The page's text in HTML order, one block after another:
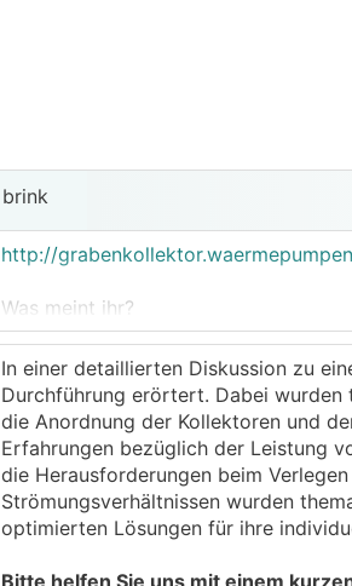
brink
http://
Was meint ihr?
Das Grundstück fällt von Süd nach
Höhenkoten der Grundstücksecken:
Mein ursprünglicher Thread mit
http://www.energiesparhaus.at/forum/
In einer detaillierten Diskussion zu
Durchführung erörtert. Dabei wurden
die Anordnung der Kollektoren und
Erfahrungen bezüglich der Leistung
die Herausforderungen beim
Strömungsverhältnissen wurden
optimierten Lösungen für ihre
Bitte helfen Sie uns mit einem